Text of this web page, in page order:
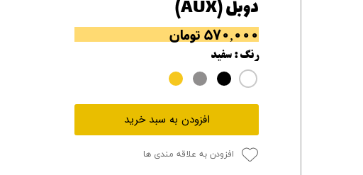
دوبل (AUX)
۵۷۰,۰۰۰ تومان
رنگ: سفید
افزودن به سبد خرید
افزودن به علاقه مندی ها